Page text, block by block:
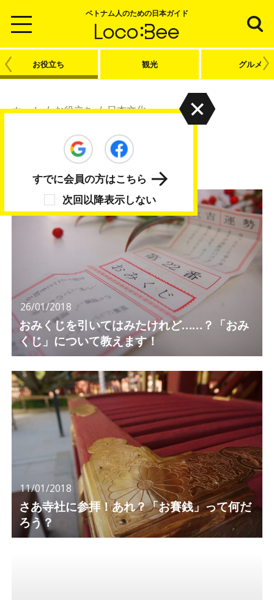
ベトナム人のための日本ガイド
お役立ち 観光 グルメ
ホーム/お役立ち/日本文化
日本文化
日本の文化に触れてみよう
26/01/2018
おみくじを引いてはみたけれど……？「おみ
くじ」について教えます！
11/01/2018
さあ寺社に参拝！あれ？「お賽銭」って何だ
ろう？
次回以降表示しない
すでに会員の方はこちら